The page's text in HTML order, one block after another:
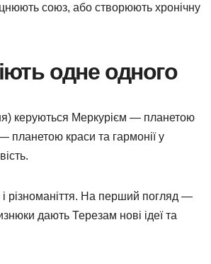
союз, або створюють хронічну
одне одного
керуються Меркурієм — планетою
краси та гармонії у
різноманіття. На перший погляд —
дають Терезам нові ідеї та